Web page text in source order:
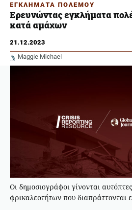
ΕΓΚΛΗΜΑΤΑ ΠΟΛΕΜΟΥ
Ερευνώντας εγκλήματα
κατά αμάχων
21.12.2023
Maggie Michael
Οι δημοσιογράφοι γίνονται
φρικαλεοτήτων που διαπράττονται